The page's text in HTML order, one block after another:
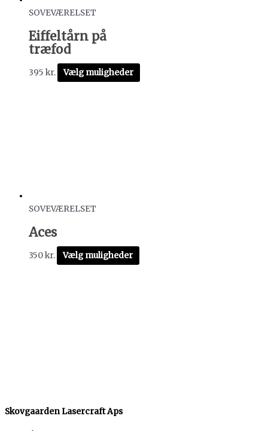
SOVEVÆRELSET
Eiffeltårn på
træfod
395 kr. Vælg muligheder
SOVEVÆRELSET
Aces
350kr. Vælg muligheder
Skovgaarden Lasercraft Aps